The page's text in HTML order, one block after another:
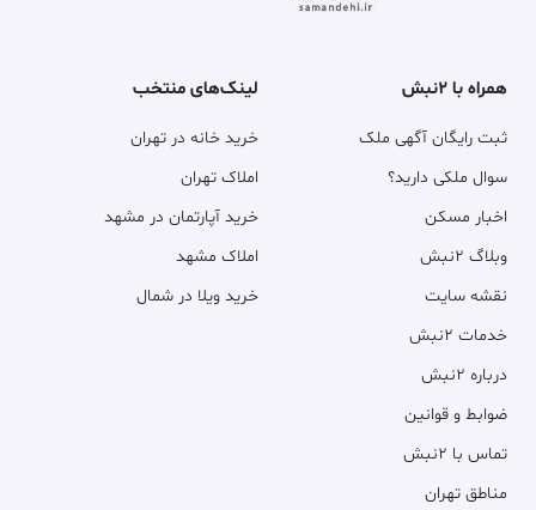
همراه با ۲نبش
ثبت رایگان آگهی ملک
سوال ملکی دارید؟
اخبار مسکن
وبلاگ ۲نبش
نقشه سایت
خدمات ۲نبش
درباره ۲نبش
ضوابط و قوانین
تماس با ۲نبش
مناطق تهران
لینک‌های منتخب
خرید خانه در تهران
املاک تهران
خرید آپارتمان در مشهد
املاک مشهد
خرید ویلا در شمال